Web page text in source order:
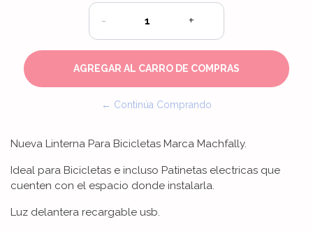
- +
← Continúa Comprando
Nueva Linterna Para Bicicletas Marca Machfally.
Ideal para Bicicletas e incluso Patinetas electricas que
cuenten con el espacio donde instalarla.
Luz delantera recargable usb.